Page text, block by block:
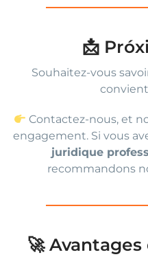
📩
Souhaitez-vous
Contactez-nous, et
engagement. Si vous
juridique
recommandons
🚀